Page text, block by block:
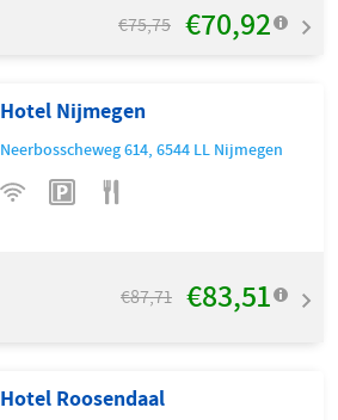
Hotel Roosendaal
Hotel Nijmegen
Neerbosscheweg 614,6544 LL Nijmegen
€87,71 €83,51
€75,75 €70,92